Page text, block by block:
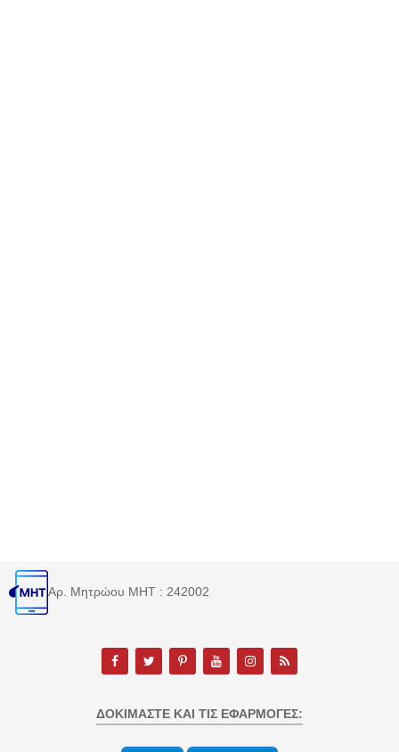
Αρ. Μητρώου MHT : 242002
ΔΟΚΙΜΆΣΤΕ ΚΑΙ ΤΙΣ ΕΦΑΡΜΟΓΈΣ: